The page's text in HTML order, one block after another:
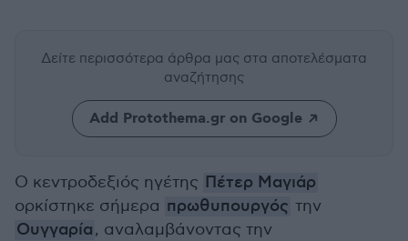
Δείτε περισσότερα άρθρα μας στα αποτελέσματα
αναζήτησης
Add Protothema.gr on Google
Ο κεντροδεξιός ηγέτης Πέτερ Μαγιάρ
ορκίστηκε σήμερα πρωθυπουργός την
Ουγγαρία, αναλαμβάνοντας την